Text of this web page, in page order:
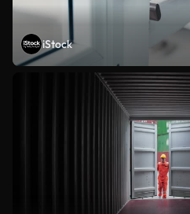
iStock